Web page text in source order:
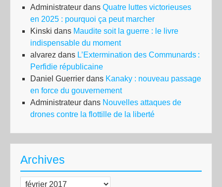
Administrateur dans Quatre luttes victorieuses
en 2025 : pourquoi ça peut marcher
Kinski dans Maudite soit la guerre : le livre
indispensable du moment
alvarez dans L’Extermination des Communards :
Perfidie républicaine
Daniel Guerrier dans Kanaky : nouveau passage
en force du gouvernement
Administrateur dans Nouvelles attaques de
drones contre la flottille de la liberté
Archives
Archives